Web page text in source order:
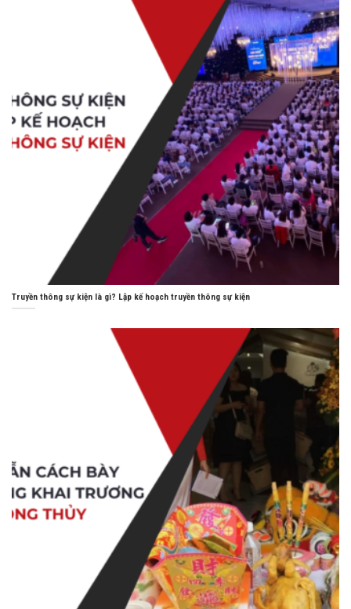
Truyền thông sự kiện là gì? Lập kế hoạch truyền thông sự kiện